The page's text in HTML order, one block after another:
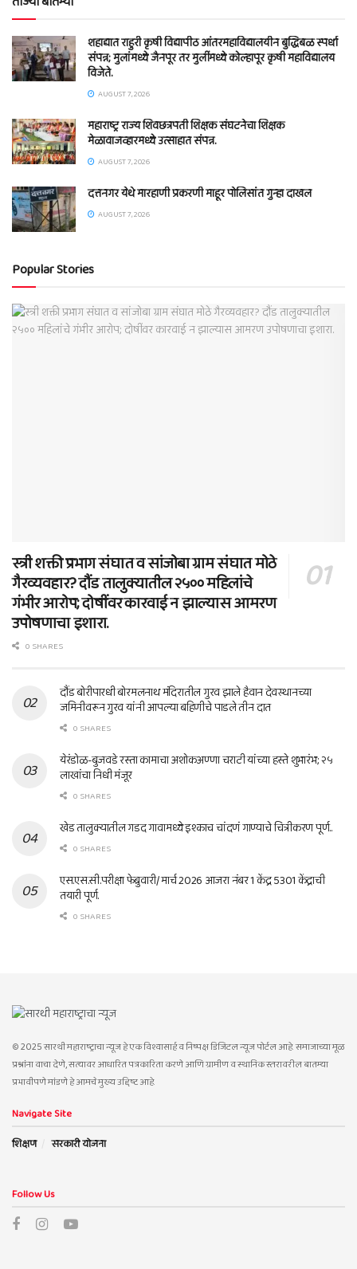
शहाद्यात राहुरी कृषी विद्यापीठ आंतरमहाविद्यालयीन बुद्धिबळ स्पर्धा
संपन्न; मुलांमध्ये जैनपूर तर मुलींमध्ये कोल्हापूर कृषी महाविद्यालय
विजेते.
AUGUST 7, 2026
महाराष्ट्र राज्य शिवछत्रपती शिक्षक संघटनेचा शिक्षक
मेळावाजव्हारमध्ये उत्साहात संपन्न.
AUGUST 7, 2026
दत्तनगर येथे मारहाणी प्रकरणी माहूर पोलिसांत गुन्हा दाखल
AUGUST 7, 2026
Popular Stories
स्त्री शक्ती प्रभाग संघात व सांजोबा ग्राम संघात मोठे
गैरव्यवहार? दौंड तालुक्यातील २५०० महिलांचे
गंभीर आरोप; दोषींवर कारवाई न झाल्यास आमरण
उपोषणाचा इशारा.
0 SHARES
दौंड बोरीपारधी बोरमलनाथ मंदिरातील गुरव झाले हैवान देवस्थानच्या
जमिनीवरून गुरव यांनी आपल्या बहिणीचे पाडले तीन दात
0 SHARES
येरंडोळ-बुजवडे रस्ता कामाचा अशोकअण्णा चराटी यांच्या हस्ते शुभारंभ; २५
लाखांचा निधी मंजूर
0 SHARES
खेड तालुक्यातील गडद गावामध्ये इश्काच चांदणं गाण्याचे चित्रीकरण पूर्ण..
0 SHARES
एस.एस.सी.परीक्षा फेब्रुवारी/ मार्च 2026 आजरा नंबर 1 केंद्र 5301 केंद्राची
तयारी पूर्ण.
0 SHARES
© 2025 सारथी महाराष्ट्राचा न्यूज हे एक विश्वासार्ह व निष्पक्ष डिजिटल न्यूज पोर्टल आहे. समाजाच्या मूळ
प्रश्नांना वाचा देणे, सत्यावर आधारित पत्रकारिता करणे आणि ग्रामीण व स्थानिक स्तरावरील बातम्या
प्रभावीपणे मांडणे हे आमचे मुख्य उद्दिष्ट आहे.
Navigate Site
शिक्षण
सरकारी योजना
Follow Us